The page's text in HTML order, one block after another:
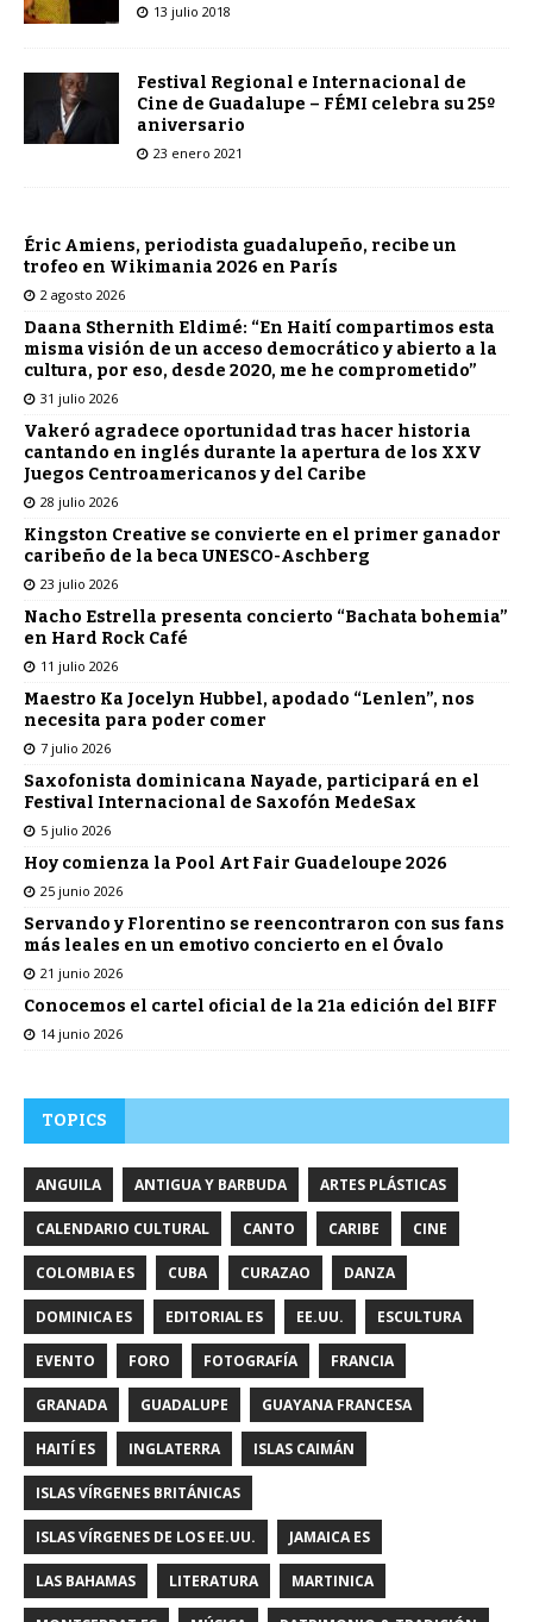
13 julio 2018
Festival Regional e Internacional de
Cine de Guadalupe – FÉMI celebra su 25º
aniversario
23 enero 2021
Éric Amiens, periodista guadalupeño, recibe un
trofeo en Wikimania 2026 en París
2 agosto 2026
Daana Sthernith Eldimé: “En Haití compartimos esta
misma visión de un acceso democrático y abierto a la
cultura, por eso, desde 2020, me he comprometido”
31 julio 2026
Vakeró agradece oportunidad tras hacer historia
cantando en inglés durante la apertura de los XXV
Juegos Centroamericanos y del Caribe
28 julio 2026
Kingston Creative se convierte en el primer ganador
caribeño de la beca UNESCO-Aschberg
23 julio 2026
Nacho Estrella presenta concierto “Bachata bohemia”
en Hard Rock Café
11 julio 2026
Maestro Ka Jocelyn Hubbel, apodado “Lenlen”, nos
necesita para poder comer
7 julio 2026
Saxofonista dominicana Nayade, participará en el
Festival Internacional de Saxofón MedeSax
5 julio 2026
Hoy comienza la Pool Art Fair Guadeloupe 2026
25 junio 2026
Servando y Florentino se reencontraron con sus fans
más leales en un emotivo concierto en el Óvalo
21 junio 2026
Conocemos el cartel oficial de la 21a edición del BIFF
14 junio 2026
TOPICS
ANGUILA ANTIGUA Y BARBUDA ARTES PLÁSTICAS
CALENDARIO CULTURAL CANTO CARIBE CINE
COLOMBIA ES CUBA CURAZAO DANZA
DOMINICA ES EDITORIAL ES EE.UU. ESCULTURA
EVENTO FORO FOTOGRAFÍA FRANCIA
GRANADA GUADALUPE GUAYANA FRANCESA
HAITÍ ES INGLATERRA ISLAS CAIMÁN
ISLAS VÍRGENES BRITÁNICAS
ISLAS VÍRGENES DE LOS EE.UU. JAMAICA ES
LAS BAHAMAS LITERATURA MARTINICA